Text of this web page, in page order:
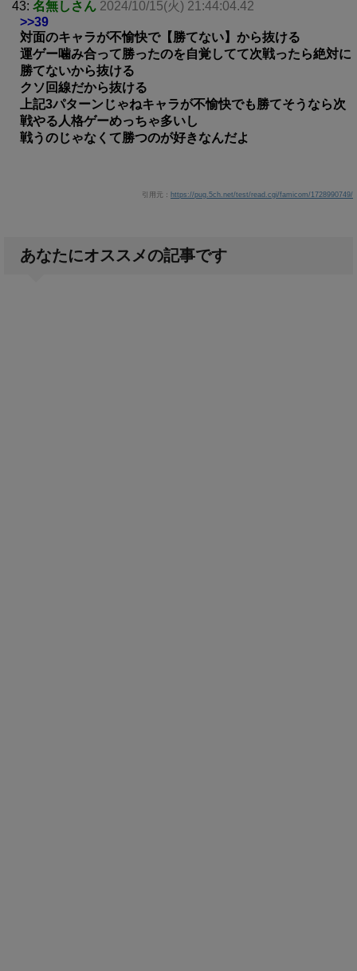
43: 名無しさん 2024/10/15(火) 21:44:04.42
>>39
対面のキャラが不愉快で【勝てない】から抜ける
運ゲー噛み合って勝ったのを自覚してて次戦ったら絶対に
勝てないから抜ける
クソ回線だから抜ける
上記3パターンじゃねキャラが不愉快でも勝てそうなら次
戦やる人格ゲーめっちゃ多いし
戦うのじゃなくて勝つのが好きなんだよ
引用元： https://pug.5ch.net/test/read.cgi/famicom/1728990749/
あなたにオススメの記事です